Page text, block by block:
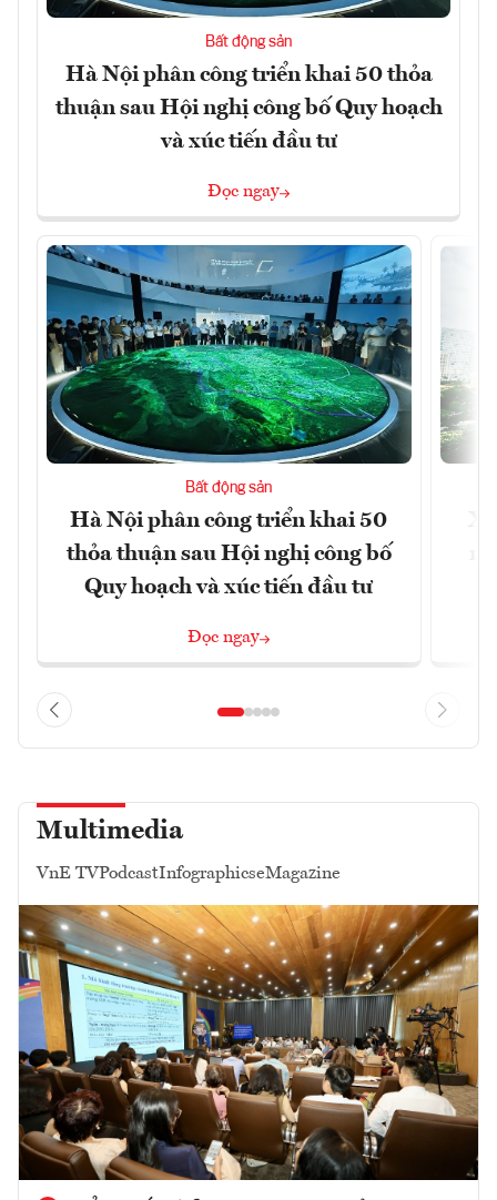
Bất động sản
Hà Nội phân công triển khai 50 thỏa
thuận sau Hội nghị công bố Quy hoạch
và xúc tiến đầu tư
Đọc ngay
Bất động sản
Hà Nội phân công triển khai 50
thỏa thuận sau Hội nghị công bố
Quy hoạch và xúc tiến đầu tư
Đọc ngay
Multimedia
VnE TVPodcastInfographicseMagazine